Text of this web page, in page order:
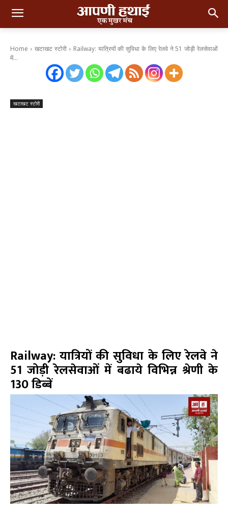
Home खटाखट स्टोरी
Railway: यात्रियों की सुविधा के लिए रेलवे ने 51 जोड़ी रेलसेवाओं
में...
खटाखट स्टोरी
Railway: यात्रियों की सुविधा के लिए रेलवे ने
51 जोड़ी रेलसेवाओं में बढाये विभिन्न श्रेणी के
130 डिब्बें